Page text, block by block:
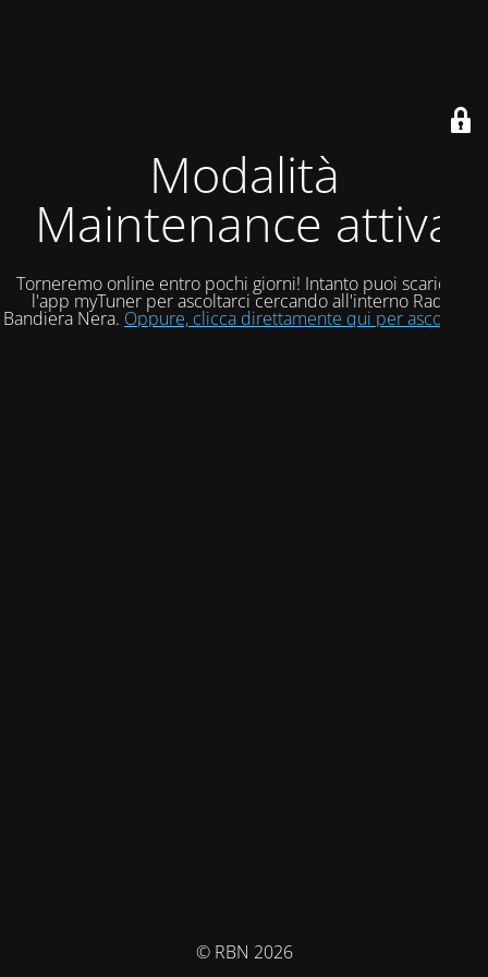
Modalità
Maintenance attiva
Torneremo online entro pochi giorni! Intanto puoi scaricare
l'app myTuner per ascoltarci cercando all'interno Radio
Bandiera Nera. Oppure, clicca direttamente qui per ascoltarci!
© RBN 2026